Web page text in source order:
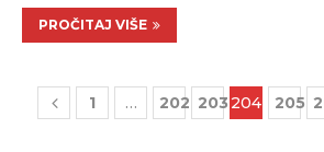
PROČITAJ VIŠE
1 … 202 203 204 205